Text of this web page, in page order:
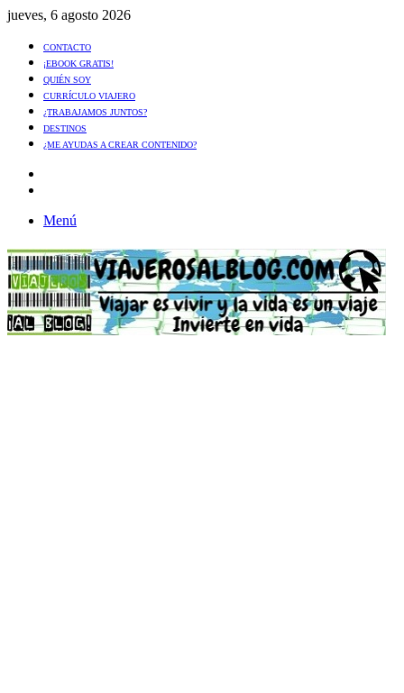
jueves, 6 agosto 2026
CONTACTO
¡EBOOK GRATIS!
QUIÉN SOY
CURRÍCULO VIAJERO
¿TRABAJAMOS JUNTOS?
DESTINOS
¿ME AYUDAS A CREAR CONTENIDO?
Menú